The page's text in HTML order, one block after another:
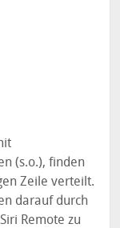
(s.o.), finden
Zeile verteilt.
darauf durch
Remote zu